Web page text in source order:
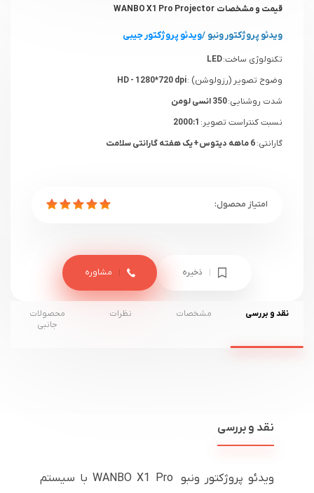
قیمت و مشخصات
ویدئو پروژکتور ونبو /ویدئو پروژکتور جیبی
تکنولوژی ساخت:LED
وضوح تصویر (رزولوشن) :
شدت روشنایی:350 انسی لومن
نسبت کنتراست تصویر:
گارانتی:
ذخیره مشاوره
نقد و بررسی مشخصات نظرات
محصولات
جانبی
نقد و بررسی
ویدئو پروژکتور ونبو WANBO X1 Pro با سیستم